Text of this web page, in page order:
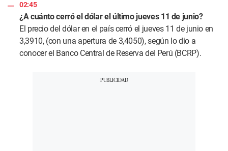
02:45
¿A cuánto cerró el dólar el último jueves 11 de junio?
El precio del dólar en el país cerró el jueves 11 de junio en
3,3910, (con una apertura de 3,4050), según lo dio a
conocer el Banco Central de Reserva del Perú (BCRP).